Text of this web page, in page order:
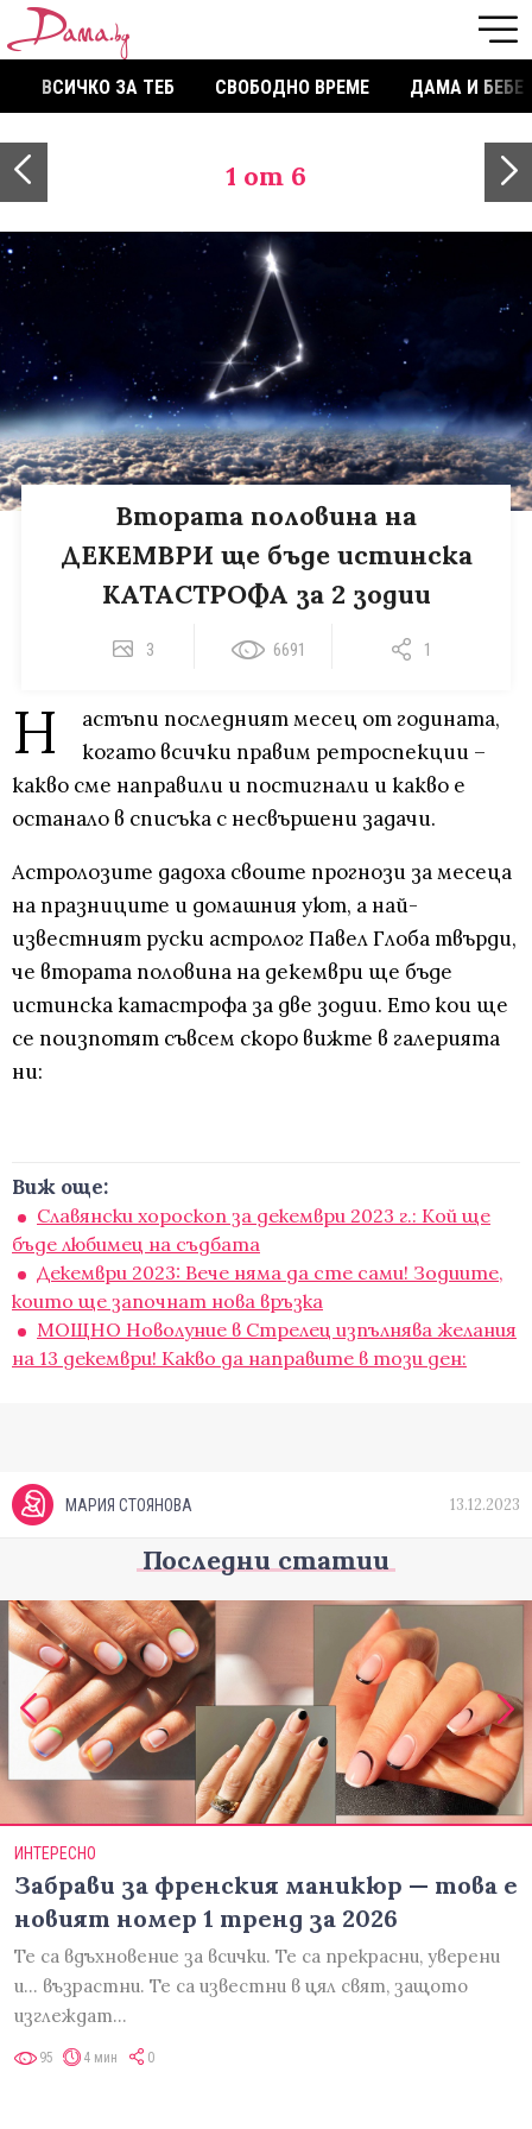
ВСИЧКО ЗА ТЕБ СВОБОДНО ВРЕМЕ ДАМА И БЕБЕ
1 от 6
Втората половина на
ДЕКЕМВРИ ще бъде истинска
КАТАСТРОФА за 2 зодии
3 6691 1
Н
астъпи последният месец от годината,
когато всички правим ретроспекции –
какво сме направили и постигнали и какво е
останало в списъка с несвършени задачи.
Астролозите дадоха своите прогнози за месеца
на празниците и домашния уют, а най-
известният руски астролог Павел Глоба твърди,
че втората половина на декември ще бъде
истинска катастрофа за две зодии. Ето кои ще
се поизпотят съвсем скоро вижте в галерията
ни:
Виж още:
Славянски хороскоп за декември 2023 г.: Кой ще
бъде любимец на съдбата
Декември 2023: Вече няма да сте сами! Зодиите,
които ще започнат нова връзка
МОЩНО Новолуние в Стрелец изпълнява желания
на 13 декември! Какво да направите в този ден:
МАРИЯ СТОЯНОВА 13.12.2023
Последни статии
ИНТЕРЕСНО
Забрави за френския маникюр — това е
новият номер 1 тренд за 2026
Те са вдъхновение за всички. Те са прекрасни, уверени
и... възрастни. Те са известни в цял свят, защото
изглеждат…
95 4 мин 0